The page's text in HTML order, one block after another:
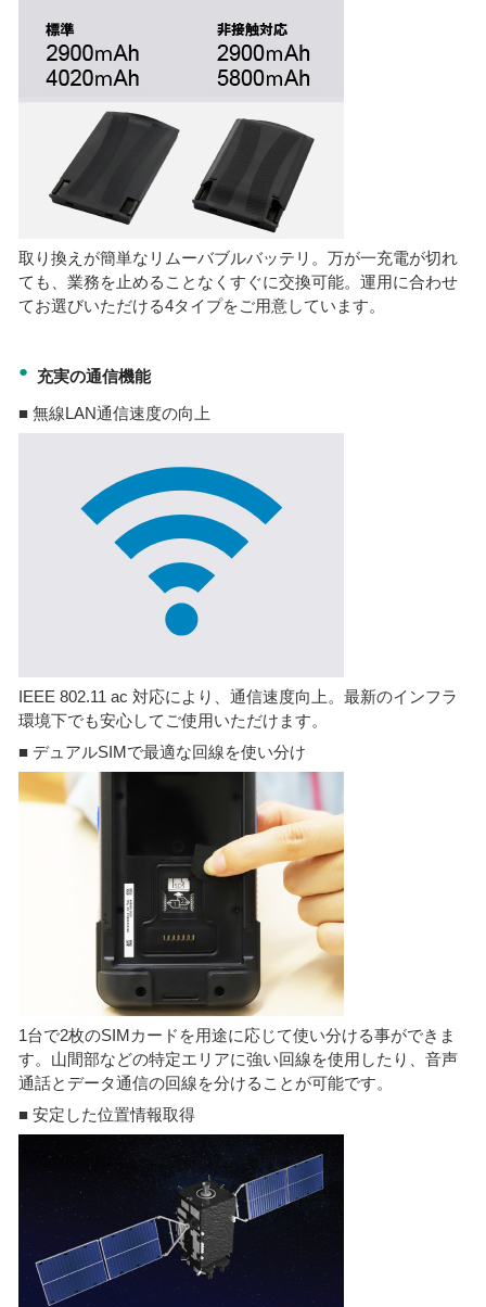
取り換えが簡単なリムーバブルバッテリ。万が一充電が切れ
ても、業務を止めることなくすぐに交換可能。運用に合わせ
てお選びいただける4タイプをご用意しています。
● 充実の通信機能
■ 無線LAN通信速度の向上
IEEE 802.11 ac 対応により、通信速度向上。最新のインフラ
環境下でも安心してご使用いただけます。
■ デュアルSIMで最適な回線を使い分け
1台で2枚のSIMカードを用途に応じて使い分ける事ができま
す。山間部などの特定エリアに強い回線を使用したり、音声
通話とデータ通信の回線を分けることが可能です。
■ 安定した位置情報取得